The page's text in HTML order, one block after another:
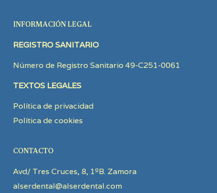
INFORMACIÓN LEGAL
REGISTRO SANITARIO
Número de Registro Sanitario 49-C251-0061
TEXTOS LEGALES
Política de privacidad
Política de cookies
CONTACTO
Avd/ Tres Cruces, 8, 1ºB. Zamora
alserdental@alserdental.com